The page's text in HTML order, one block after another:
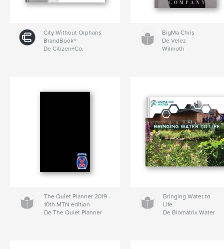
City Without Orphans
BrandBook®
De Citizen+Co.
BigMa Chris
De Velez
Wilmoth
The Quiet Planner 2019 -
10th MTN edition
De The Quiet Planner
Bringing Water to
Life
De Biomatrix Water